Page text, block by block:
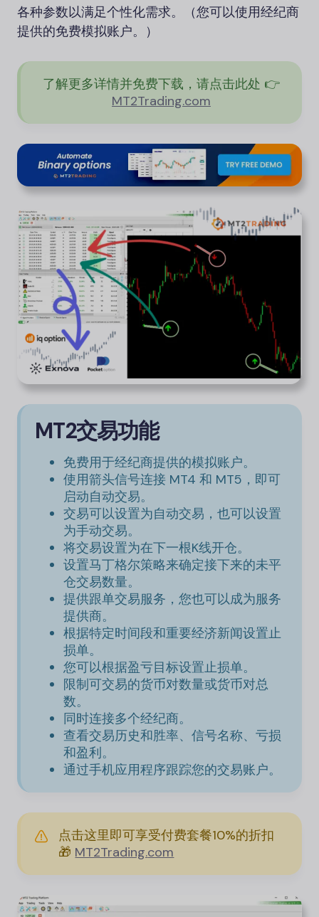
各种参数以满足个性化需求。（您可以使用经纪商
提供的免费模拟账户。）
了解更多详情并免费下载，请点击此处 👉
MT2Trading.com
MT2交易功能
免费用于经纪商提供的模拟账户。
使用箭头信号连接 MT4 和 MT5，即可
启动自动交易。
交易可以设置为自动交易，也可以设置
为手动交易。
将交易设置为在下一根K线开仓。
设置马丁格尔策略来确定接下来的未平
仓交易数量。
提供跟单交易服务，您也可以成为服务
提供商。
根据特定时间段和重要经济新闻设置止
损单。
您可以根据盈亏目标设置止损单。
限制可交易的货币对数量或货币对总
数。
同时连接多个经纪商。
查看交易历史和胜率、信号名称、亏损
和盈利。
通过手机应用程序跟踪您的交易账户。
点击这里即可享受付费套餐10%的折扣
🎁 MT2Trading.com